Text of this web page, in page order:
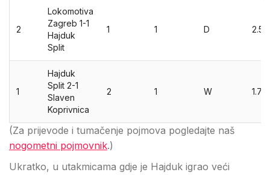
2
Lokomotiva
Zagreb 1-1
Hajduk
Split
1 1 D 2.54
1
Hajduk
Split 2-1
Slaven
Koprivnica
2 1 W 1.75
(Za prijevode i tumačenje pojmova pogledajte naš
nogometni pojmovnik.)
Ukratko, u utakmicama gdje je Hajduk igrao veći